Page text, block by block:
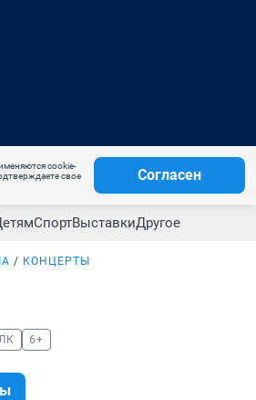
cookie-
свое
Согласен
СпортВыставкиДругое
КОНЦЕРТЫ
6+